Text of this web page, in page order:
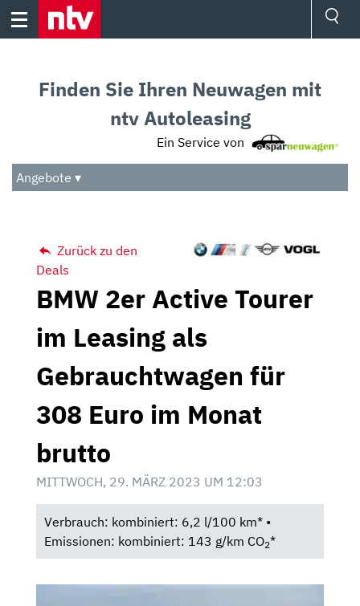
Skip
Audio
Das Beste
Finden Sie Ihren Neuwagen mit
ntv Autoleasing
Ein Service von
Angebote ▾
Zurück zu den
Deals
BMW 2er Active Tourer
im Leasing als
Gebrauchtwagen für
308 Euro im Monat
brutto
MITTWOCH, 29. MÄRZ 2023 UM 12:03
Verbrauch: kombiniert: 6,2 l/100 km* •
Emissionen: kombiniert: 143 g/km CO2*